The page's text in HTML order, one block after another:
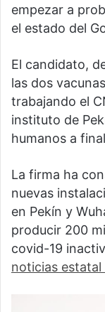
empezar a
el estado del
El candidato,
las dos
trabajando el
instituto de
humanos a
La firma ha
nuevas
en Pekín y
producir 200
covid-19
noticias estatal